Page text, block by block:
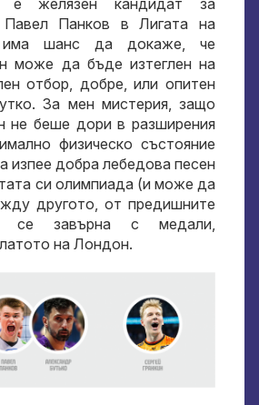
е желязен кандидат за
Павел Панков в Лигата на
шанс да докаже, че
може да бъде изтеглен на
отбор, добре, или опитен
За мен мистерия, защо
не беше дори в разширения
физическо състояние
изпее добра лебедова песен
си олимпиада (и може да
другото, от предишните
се завърна с медали,
на Лондон.